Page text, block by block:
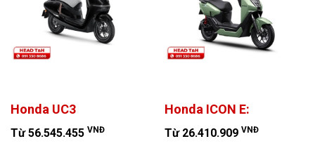
Honda UC3
Từ 56.545.455 VNĐ
Honda ICON E:
Từ 26.410.909 VNĐ